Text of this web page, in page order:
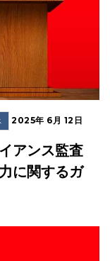
2025年 6月 12日
アンス監査
に関するガ